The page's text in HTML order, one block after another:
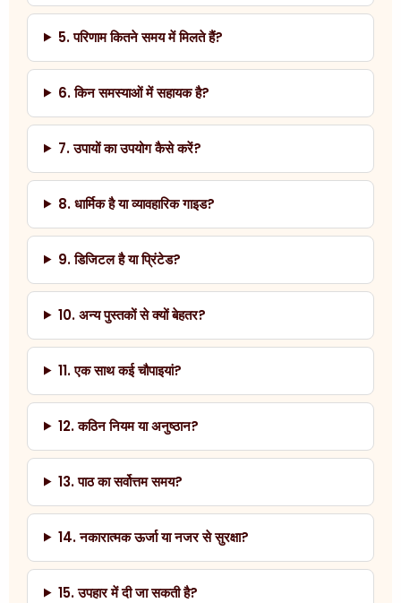
5. परिणाम कितने समय में मिलते हैं?
6. किन समस्याओं में सहायक है?
7. उपायों का उपयोग कैसे करें?
8. धार्मिक है या व्यावहारिक गाइड?
9. डिजिटल है या प्रिंटेड?
10. अन्य पुस्तकों से क्यों बेहतर?
11. एक साथ कई चौपाइयां?
12. कठिन नियम या अनुष्ठान?
13. पाठ का सर्वोत्तम समय?
14. नकारात्मक ऊर्जा या नजर से सुरक्षा?
15. उपहार में दी जा सकती है?